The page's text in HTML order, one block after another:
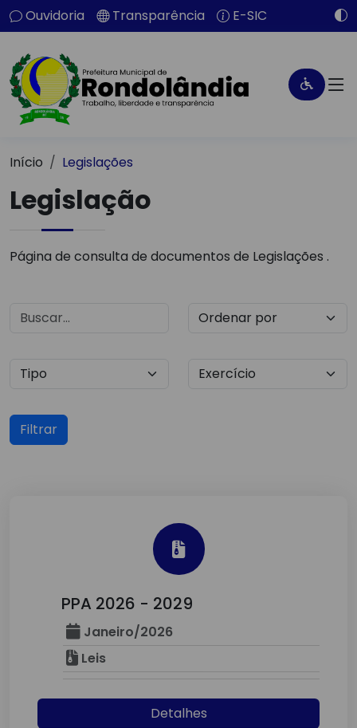
Ouvidoria Transparência E-SIC
Início Legislações
Legislação
Página de consulta de documentos de Legislações .
Filtrar
PPA 2026 - 2029
Janeiro/2026
Leis
Detalhes